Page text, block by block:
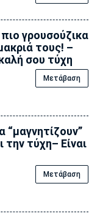
γρουσούζικα
τους! –
σου τύχη
Μετάβαση
την τύχη– Είναι
Μετάβαση